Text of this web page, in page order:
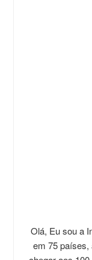
Olá, Eu sou a
em 75 países,